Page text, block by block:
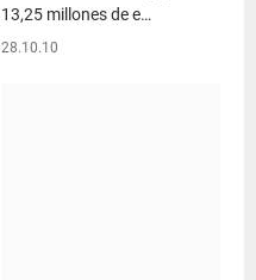
13,25 millones de e…
28.10.10